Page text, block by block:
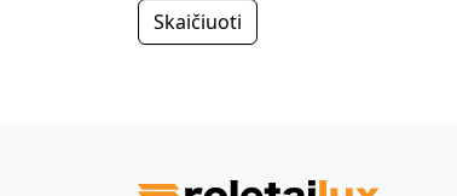
Skaičiuoti